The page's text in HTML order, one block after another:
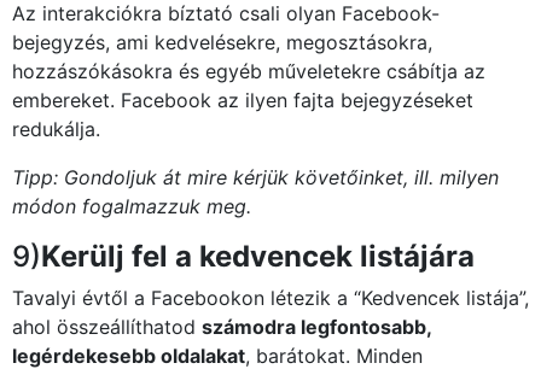
Az interakciókra bíztató csali olyan Facebook-
bejegyzés, ami kedvelésekre, megosztásokra,
hozzászókásokra és egyéb műveletekre csábítja az
embereket. Facebook az ilyen fajta bejegyzéseket
redukálja.
Tipp: Gondoljuk át mire kérjük követőinket, ill. milyen
módon fogalmazzuk meg.
9)Kerülj fel a kedvencek listájára
Tavalyi évtől a Facebookon létezik a “Kedvencek listája”,
ahol összeállíthatod számodra legfontosabb,
legérdekesebb oldalakat, barátokat. Minden